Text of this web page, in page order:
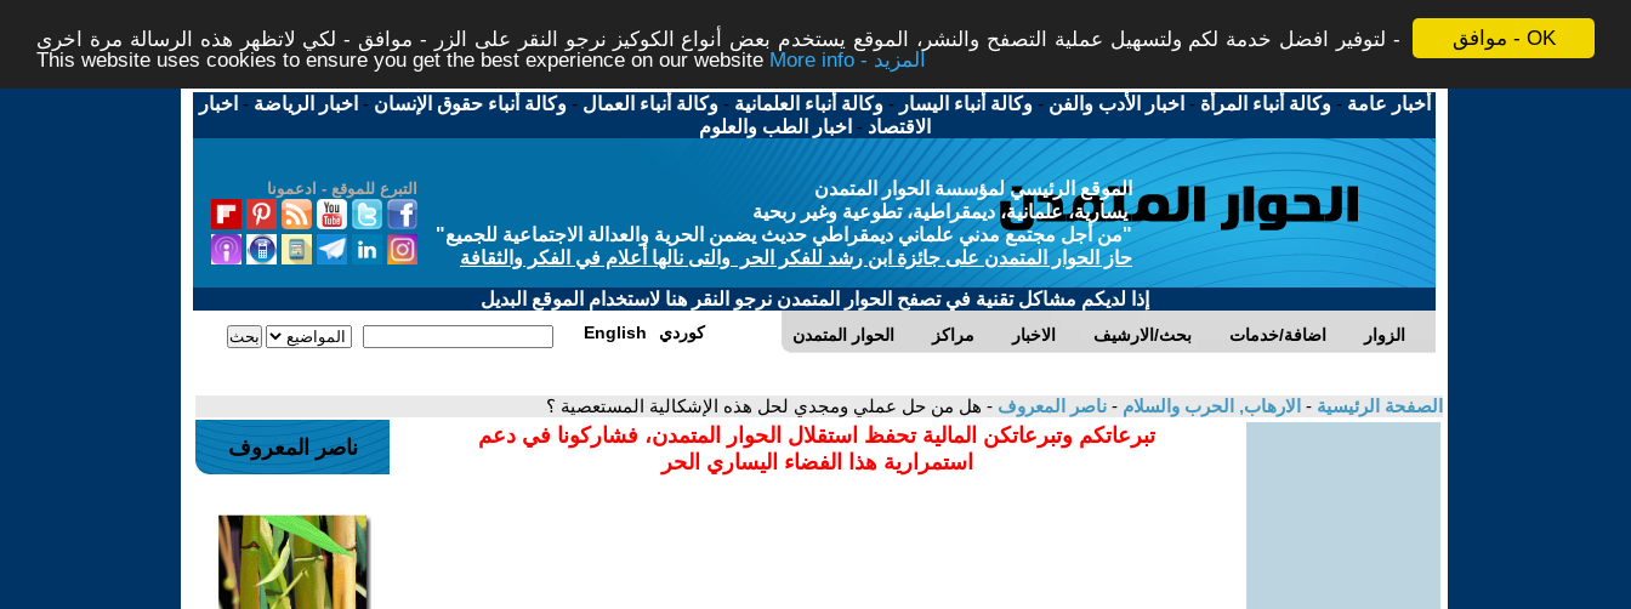
موافق - OK
لتوفير افضل خدمة لكم ولتسهيل عملية التصفح والنشر، الموقع يستخدم بعض أنواع الكوكيز نرجو النقر على الزر - موافق - لكي لاتظهر هذه الرسالة مرة اخرى -
This website uses cookies to ensure you get the best experience on our website
More info - المزيد
أخبار عامة -وكالة أنباء المرأة - اخبار الأدب والفن -وكالة أنباء اليسار -وكالة أنباء العلمانية -وكالة أنباء العمال -وكالة أنباء حقوق الإنسان - اخبار الرياضة - اخبار
الاقتصاد - اخبار الطب والعلوم
التبرع للموقع - ادعمونا
الموقع الرئيسي لمؤسسة الحوار المتمدن
يسارية، علمانية، ديمقراطية، تطوعية وغير ربحية
"من أجل مجتمع مدني علماني ديمقراطي حديث يضمن الحرية والعدالة الاجتماعية للجميع"
حاز الحوار المتمدن على جائزة ابن رشد للفكر الحر والتى نالها أعلام في الفكر والثقافة
إذا لديكم مشاكل تقنية في تصفح الحوار المتمدن نرجو النقر هنا لاستخدام الموقع البديل
الحوار المتمدن مراكز الاخبار بحث/الارشيف اضافة/خدمات الزوار English كوردي
الصفحة الرئيسية - الارهاب, الحرب والسلام - ناصر المعروف - هل من حل عملي ومجدي لحل هذه الإشكالية المستعصية ؟
تبرعاتكم وتبرعاتكن المالية تحفظ استقلال الحوار المتمدن، فشاركونا في دعم
استمرارية هذا الفضاء اليساري الحر
ناصر المعروف